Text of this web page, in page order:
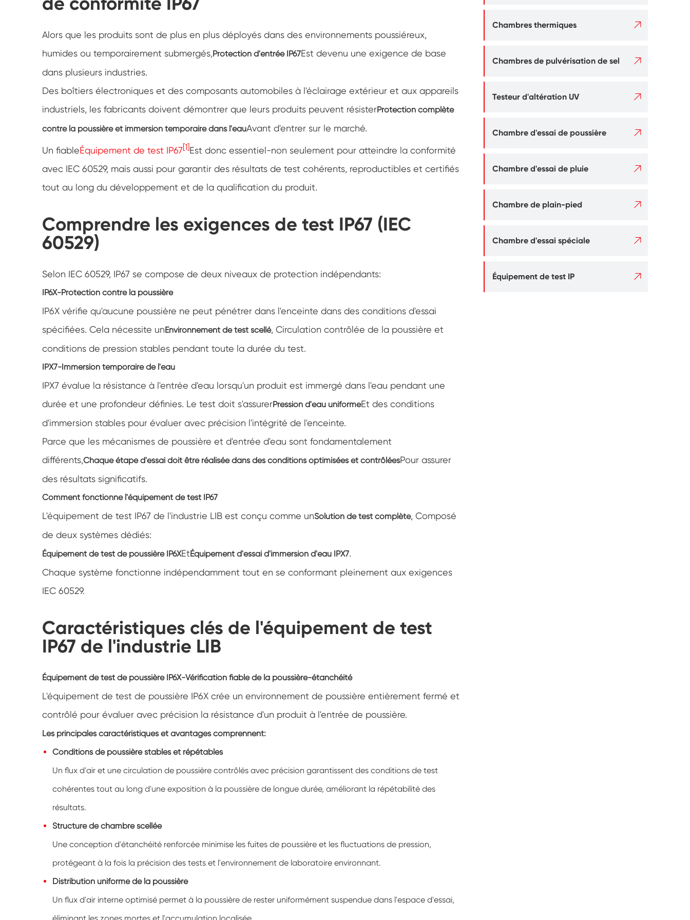
Chambre froide chaude d'essai de
température
Chambre d'environnement froid
Cabinet de climat constant
LV124 Choc de K-12 température et
équipement de test d'eau d'éclaboussure
Explosion preuve batterie thermique
Four industriel pour batteries
Chambre industrielle de congélation
Chambre d'humidité de température
Vaporisateur de sel combiné et chambre
Unité de conditionnement environnemental à
température et humidité contrôlées
Chambre environnementale de simulation de
température
d'humidité de la température
Chambre d'essai environnementale
Chambre d'essai environnementale
Chambre d'essai environnementale PV
et d'humidité
Chambre de stabilité d'essai de vieillissement
d'hydrolyse
Humidité Chambre
Chambre d'abus thermique
Chambre de climatisation à température
Chambre climatique d'essai de laboratoire
d'humidité de la température
Chambre de conditionnement
Alors que les produits sont de plus en plus déployés dans des environnements poussiéreux,
humides ou temporairement submergés,Protection d'entrée IP67Est devenu une exigence de base
dans plusieurs industries.
Des boîtiers électroniques et des composants automobiles à l'éclairage extérieur et aux appareils
industriels, les fabricants doivent démontrer que leurs produits peuvent résisterProtection complète
contre la poussière et immersion temporaire dans l'eauAvant d'entrer sur le marché.
Un fiableÉquipement de test IP67[1]Est donc essentiel-non seulement pour atteindre la conformité
avec IEC 60529, mais aussi pour garantir des résultats de test cohérents, reproductibles et certifiés
tout au long du développement et de la qualification du produit.
Comprendre les exigences de test IP67 (IEC
60529)
Selon IEC 60529, IP67 se compose de deux niveaux de protection indépendants:
IP6X-Protection contre la poussière
IP6X vérifie qu'aucune poussière ne peut pénétrer dans l'enceinte dans des conditions d'essai
spécifiées. Cela nécessite unEnvironnement de test scellé, Circulation contrôlée de la poussière et
conditions de pression stables pendant toute la durée du test.
IPX7-Immersion temporaire de l'eau
IPX7 évalue la résistance à l'entrée d'eau lorsqu'un produit est immergé dans l'eau pendant une
durée et une profondeur définies. Le test doit s'assurerPression d'eau uniformeEt des conditions
d'immersion stables pour évaluer avec précision l'intégrité de l'enceinte.
Parce que les mécanismes de poussière et d'entrée d'eau sont fondamentalement
différents,Chaque étape d'essai doit être réalisée dans des conditions optimisées et contrôléesPour assurer
des résultats significatifs.
Comment fonctionne l'équipement de test IP67
L'équipement de test IP67 de l'industrie LIB est conçu comme unSolution de test complète, Composé
de deux systèmes dédiés:
Équipement de test de poussière IP6XEtÉquipement d'essai d'immersion d'eau IPX7.
Chaque système fonctionne indépendamment tout en se conformant pleinement aux exigences
IEC 60529.
Caractéristiques clés de l'équipement de test
IP67 de l'industrie LIB
Équipement de test de poussière IP6X-Vérification fiable de la poussière-étanchéité
L'équipement de test de poussière IP6X crée un environnement de poussière entièrement fermé et
contrôlé pour évaluer avec précision la résistance d'un produit à l'entrée de poussière.
Les principales caractéristiques et avantages comprennent:
Conditions de poussière stables et répétables
Un flux d'air et une circulation de poussière contrôlés avec précision garantissent des conditions de test
cohérentes tout au long d'une exposition à la poussière de longue durée, améliorant la répétabilité des
résultats.
Structure de chambre scellée
Une conception d'étanchéité renforcée minimise les fuites de poussière et les fluctuations de pression,
protégeant à la fois la précision des tests et l'environnement de laboratoire environnant.
Distribution uniforme de la poussière
Un flux d'air interne optimisé permet à la poussière de rester uniformément suspendue dans l'espace d'essai,
Chambres thermiques 
Chambres de pulvérisation de sel 
Testeur d'altération UV 
Chambre d'essai de poussière 
Chambre d'essai de pluie 
Chambre de plain-pied 
Chambre d'essai spéciale 
Équipement de test IP 